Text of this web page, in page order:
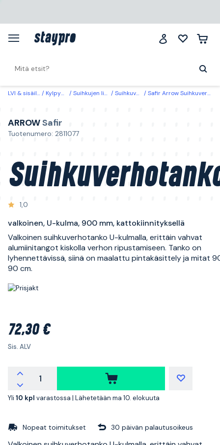
LVI & sisäilma Kylpyhuone Suihkujen lisätarvikkeet Suihkuverhot & ripustus Safir Arrow Suihkuverhotanko valkoinen, U-kulma, 900 mm, kattokiinnityksellä
ARROWSafir
Tuotenumero: 2811077
1,0
valkoinen, U-kulma, 900 mm, kattokiinnityksellä
Valkoinen suihkuverhotanko U-kulmalla, erittäin vahvat
alumiinitangot kiskolla verhon ripustamiseen. Tanko on
lyhennettävissä, siinä on maalattu pintakäsittely ja mitat
90 cm.
72,30 €
Sis. ALV
Yli 10 kpl varastossa | Lähetetään ma 10. elokuuta
Nopeat toimitukset 30 päivän palautusoikeus